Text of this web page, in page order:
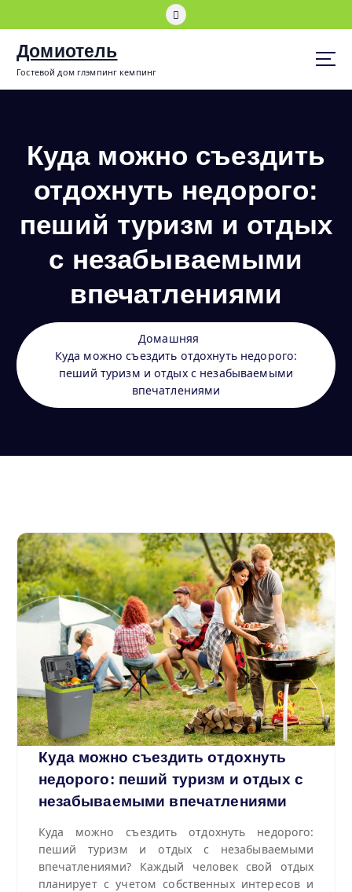
т
Домиотель
Гостевой дом глэмпинг кемпинг
Куда можно съездить
отдохнуть недорого:
пеший туризм и отдых
с незабываемыми
впечатлениями
Домашняя
Куда можно съездить отдохнуть недорого:
пеший туризм и отдых с незабываемыми
впечатлениями
Куда можно съездить отдохнуть
недорого: пеший туризм и отдых с
незабываемыми впечатлениями
Куда можно съездить отдохнуть недорого:
пеший туризм и отдых с незабываемыми
впечатлениями? Каждый человек свой отдых
планирует с учетом собственных интересов и